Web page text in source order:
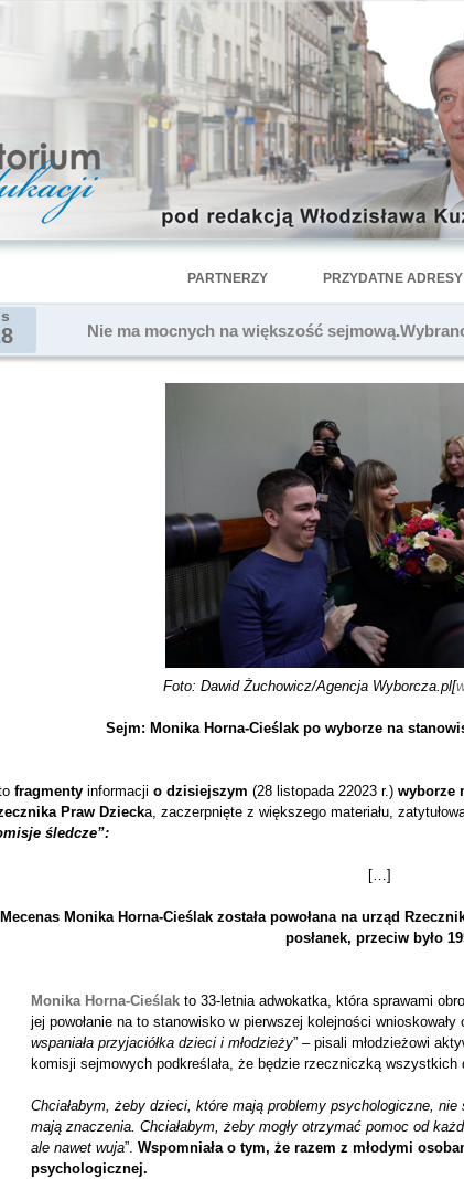
PARTNERZY PRZYDATNE ADRESY
Nie ma mocnych na większość
Foto: Dawid Żuchowicz/Agencja Wyborcza.pl[
Sejm: Monika Horna-Cieślak po wyborze na
fragmenty informacji o dzisiejszym (28 listopada 22023 r.) wyborze
Praw Dziecka, zaczerpnięte z większego materiału,
śledcze”:
[…]
Mecenas Monika Horna-Cieślak została powołana na urząd
posłanek, przeciw było
Monika Horna-Cieślak to 33-letnia adwokatka, która sprawami
jej powołanie na to stanowisko w pierwszej kolejności wnioskowały
wspaniała przyjaciółka dzieci i młodzieży” – pisali młodzieżowi
komisji sejmowych podkreślała, że będzie rzeczniczką
Chciałabym, żeby dzieci, które mają problemy psychologiczne,
mają znaczenia. Chciałabym, żeby mogły otrzymać pomoc od
ale nawet wuja”. Wspomniała o tym, że razem z młodymi
psychologicznej.